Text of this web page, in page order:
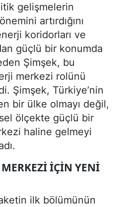
gelişmelerin
artırdığını
koridorları ve
güçlü bir konumda
Şimşek, bu
merkezi rolünü
Şimşek, Türkiye’nin
bir ülke olmayı değil,
ölçekte güçlü bir
haline gelmeyi
IÇIN YENI
ilk bölümünün